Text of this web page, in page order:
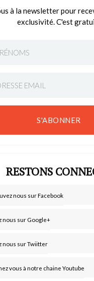
à la newsletter pour
exclusivité. C'est
S'ABONNER
RESTONS
nous sur Facebook
nous sur Google+
nous sur Twiitter
vous à notre chaine Youtube